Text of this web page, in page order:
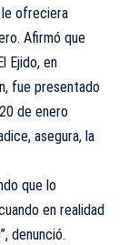
le ofreciera
Afirmó que
Ejido, en
fue presentado
de enero
asegura, la
que lo
en realidad
denunció.